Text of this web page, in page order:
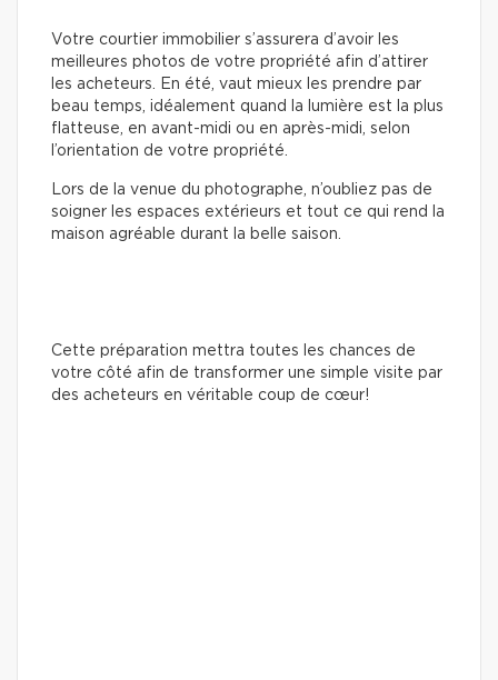
Votre courtier immobilier s’assurera d’avoir les
meilleures photos de votre propriété afin d’attirer
les acheteurs. En été, vaut mieux les prendre par
beau temps, idéalement quand la lumière est la plus
flatteuse, en avant-midi ou en après-midi, selon
l’orientation de votre propriété.
Lors de la venue du photographe, n’oubliez pas de
soigner les espaces extérieurs et tout ce qui rend la
maison agréable durant la belle saison.
Cette préparation mettra toutes les chances de
votre côté afin de transformer une simple visite par
des acheteurs en véritable coup de cœur!